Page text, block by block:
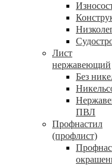
Лист
нержавеющий
Без
ПВЛ
Профнастил
(профлист)